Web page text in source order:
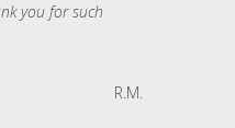
you for such
R.M.